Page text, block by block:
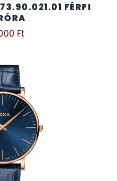
FÉRFI
Ft